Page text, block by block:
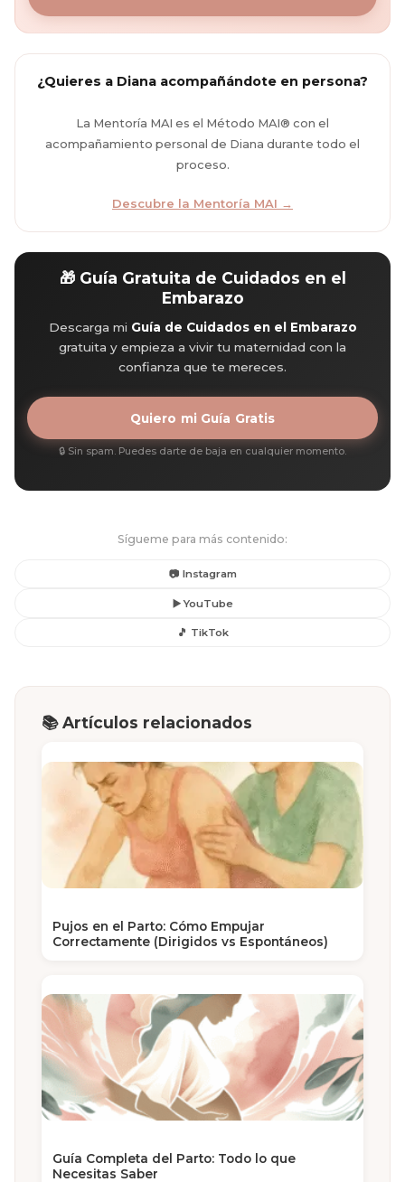
¿Quieres a Diana acompañándote en persona?
La Mentoría MAI es el Método MAI® con el
acompañamiento personal de Diana durante todo el
proceso.
Descubre la Mentoría MAI →
🎁 Guía Gratuita de Cuidados en el
Embarazo
Descarga mi Guía de Cuidados en el Embarazo
gratuita y empieza a vivir tu maternidad con la
confianza que te mereces.
Quiero mi Guía Gratis
🔒 Sin spam. Puedes darte de baja en cualquier momento.
Sígueme para más contenido:
📷 Instagram
▶️ YouTube
🎵 TikTok
📚 Artículos relacionados
Pujos en el Parto: Cómo Empujar
Correctamente (Dirigidos vs Espontáneos)
Guía Completa del Parto: Todo lo que
Necesitas Saber